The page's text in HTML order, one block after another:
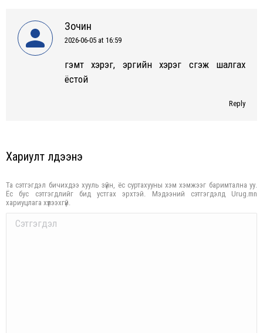
Зочин
says:
2026-06-05 at 16:59
гэмт хэрэг, эрүүгийн хэрэг үүсгэж шалгах
ёстой
Reply
Хариулт үлдээнэ үү
Та сэтгэгдэл бичихдээ хууль зүйн, ёс суртахууны хэм хэмжээг баримтална уу.
Ёс бус сэтгэгдлийг бид устгах эрхтэй. Мэдээний сэтгэгдэлд Urug.mn
хариуцлага хүлээхгүй.
Comment